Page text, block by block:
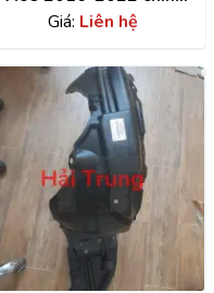
hãng | 166200Y061
Giá: Liên hệ